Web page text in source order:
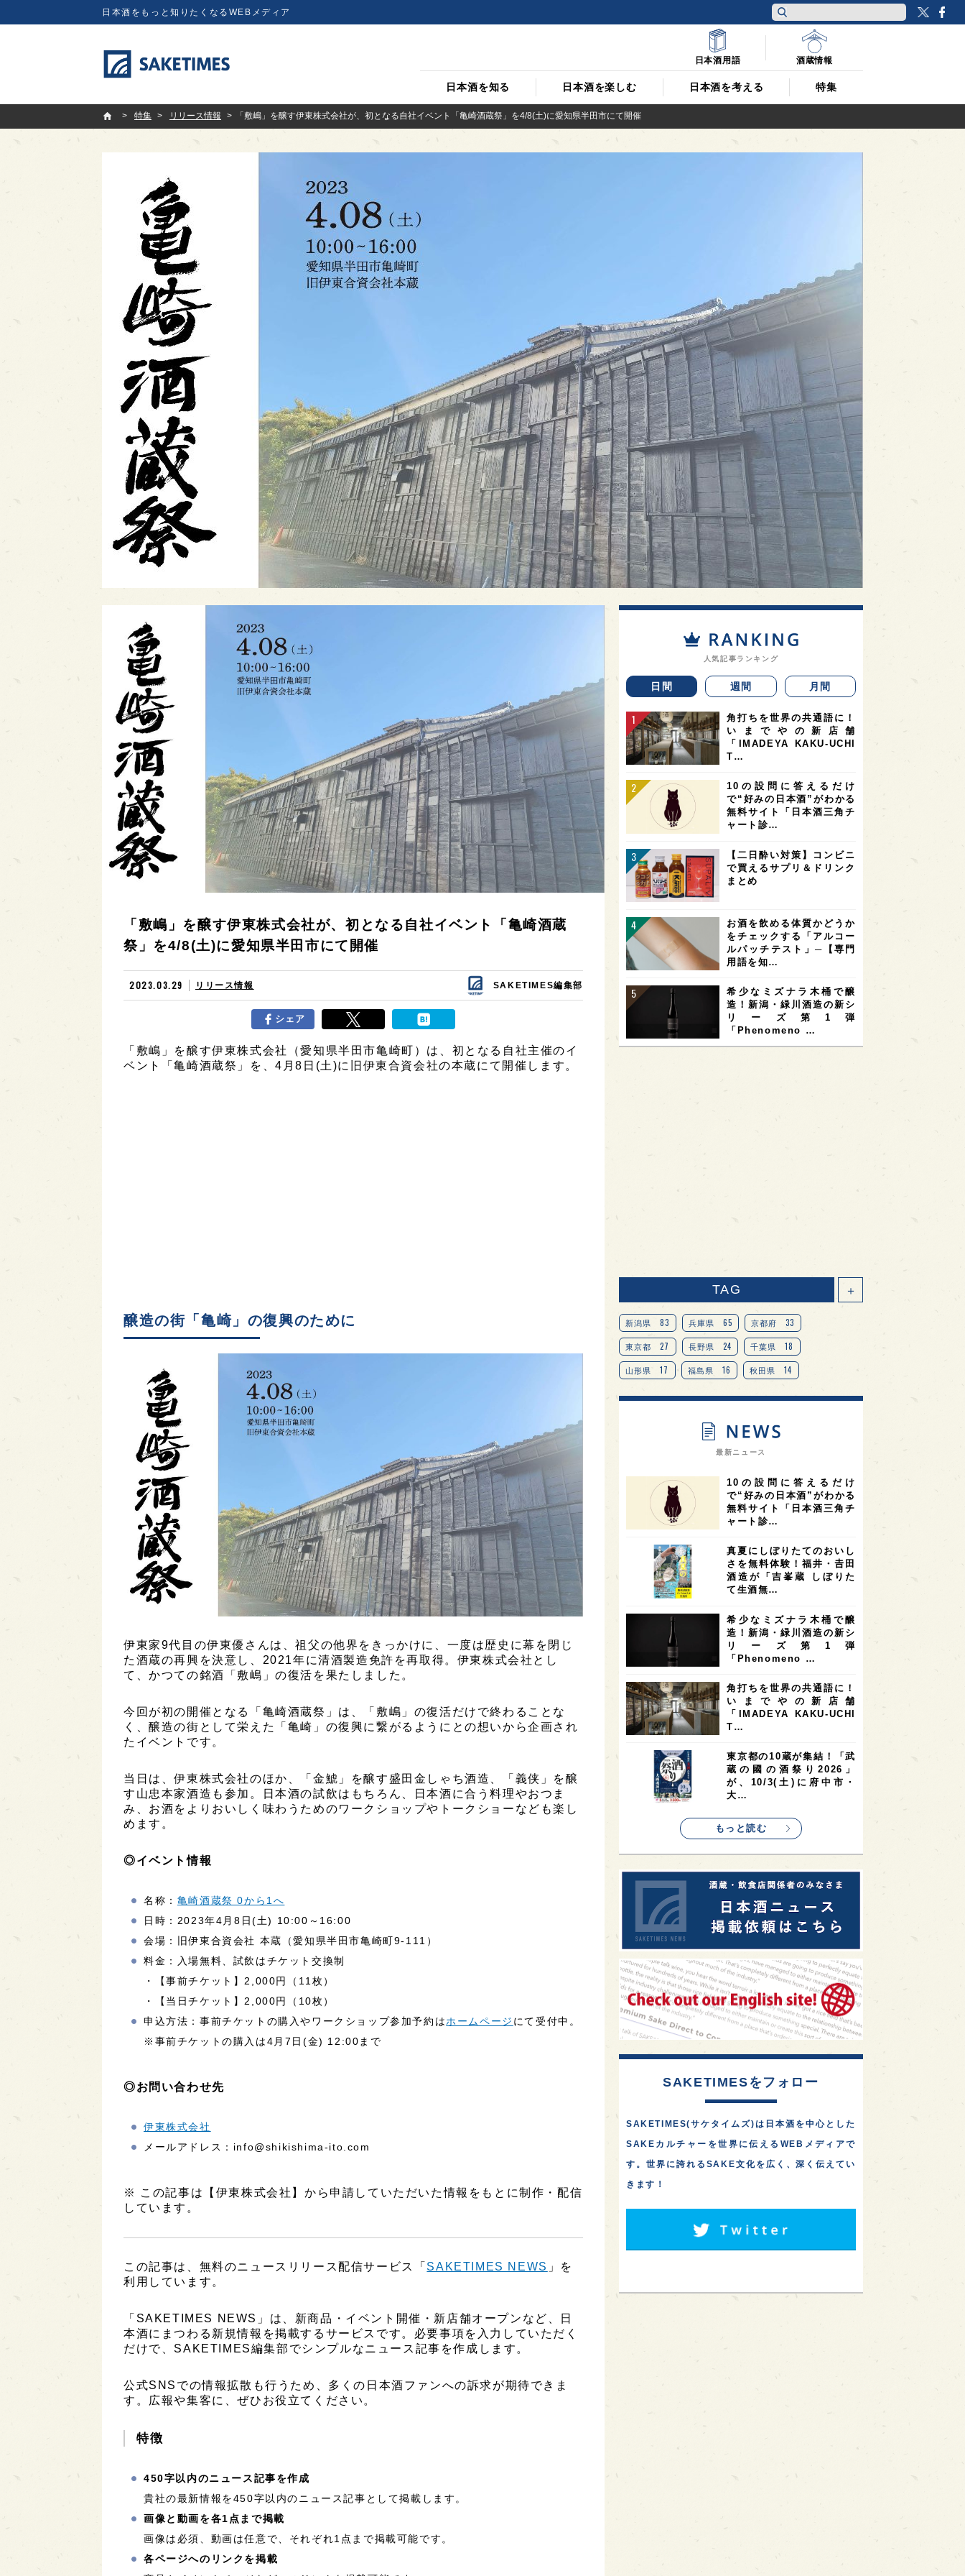
日本酒をもっと知りたくなるWEBメディア
日本酒を知る 日本酒を楽しむ 日本酒を考える 特集
日本酒用語 酒蔵情報
SAKETIMES
特集
リリース情報 「敷嶋」を醸す伊東株式会社が、初となる自社イベント「亀崎酒蔵祭」を4/8(土)に愛知県半田市にて開催
「敷嶋」を醸す伊東株式会社が、初となる自社イベント「亀崎酒蔵
祭」を4/8(土)に愛知県半田市にて開催
2023.03.29 リリース情報 SAKETIMES編集部
シェア
「敷嶋」を醸す伊東株式会社（愛知県半田市亀崎町）は、初となる自社主催のイ
ベント「亀崎酒蔵祭」を、4月8日(土)に旧伊東合資会社の本蔵にて開催します。
醸造の街「亀崎」の復興のために
伊東家9代目の伊東優さんは、祖父の他界をきっかけに、一度は歴史に幕を閉じ
た酒蔵の再興を決意し、2021年に清酒製造免許を再取得。伊東株式会社とし
て、かつての銘酒「敷嶋」の復活を果たしました。
今回が初の開催となる「亀崎酒蔵祭」は、「敷嶋」の復活だけで終わることな
く、醸造の街として栄えた「亀崎」の復興に繋がるようにとの想いから企画され
たイベントです。
当日は、伊東株式会社のほか、「金鯱」を醸す盛田金しゃち酒造、「義侠」を醸
す山忠本家酒造も参加。日本酒の試飲はもちろん、日本酒に合う料理やおつま
み、お酒をよりおいしく味わうためのワークショップやトークショーなども楽し
めます。
◎イベント情報
名称： 亀崎酒蔵祭 0から1へ
日時：2023年4月8日(土) 10:00～16:00
会場：旧伊東合資会社 本蔵（愛知県半田市亀崎町9-111）
料金：入場無料、試飲はチケット交換制
・【事前チケット】2,000円（11枚）
・【当日チケット】2,000円（10枚）
申込方法：事前チケットの購入やワークショップ参加予約はホームページ にて受付中。
※事前チケットの購入は4月7日(金) 12:00まで
◎お問い合わせ先
伊東株式会社
メールアドレス：info@shikishima-ito.com
※ この記事は【伊東株式会社】から申請していただいた情報をもとに制作・配信
しています。
この記事は、無料のニュースリリース配信サービス「 SAKETIMES NEWS 」を
利用しています。
「SAKETIMES NEWS」は、新商品・イベント開催・新店舗オープンなど、日
本酒にまつわる新規情報を掲載するサービスです。必要事項を入力していただく
だけで、SAKETIMES編集部でシンプルなニュース記事を作成します。
公式SNSでの情報拡散も行うため、多くの日本酒ファンへの訴求が期待できま
す。広報や集客に、ぜひお役立てください。
特徴
450字以内のニュース記事を作成
貴社の最新情報を450字以内のニュース記事として掲載します。
画像と動画を各1点まで掲載
画像は必須、動画は任意で、それぞれ1点まで掲載可能です。
各ページへのリンクを掲載
人気記事ランキング
日間 週間 月間
角打ちを世界の共通語に！
いまでやの新店舗
「IMADEYA KAKU-UCHI
T…
10の設問に答えるだけ
で“好みの日本酒”がわかる
無料サイト「日本酒三角チ
ャート診…
【二日酔い対策】コンビニ
で買えるサプリ＆ドリンク
まとめ
お酒を飲める体質かどうか
をチェックする「アルコー
ルパッチテスト」─【専門
用語を知…
希少なミズナラ木桶で醸
造！新潟・緑川酒造の新シ
リーズ第1弾
「Phenomeno …
TAG ＋
新潟県 83 兵庫県 65 京都府 33
東京都 27 長野県 24 千葉県 18
山形県 17 福島県 16 秋田県 14
愛知県 14 宮城県 14 岐阜県 13
オピニオンリーダーの視点 9
奈良県 滋賀県 7 和歌山県 6
富山県 6 フランス 6 高知県 5 島根県 5
4 アメリカ 4 神奈川県 4
4 三重県 大阪府 3
オーストラリア 台湾 2 アジア 2
SAKEの時代を生きる 静岡県 1 長崎県
全蔵めぐり 1 シンガポール 1 カナダ 1
群馬県 1 熊本県 徳島県
イギリス 1 ノルウェー 1 新宿区 1
歌舞伎町 1 1 鳥取県 1
saketimes_image_4
最新ニュース
10の設問に答えるだけ
で“好みの日本酒”がわかる
無料サイト「日本酒三角チ
ャート診…
真夏にしぼりたてのおいし
さを無料体験！福井・𠮷田
酒造が「吉峯蔵 しぼりた
て生酒無…
希少なミズナラ木桶で醸
造！新潟・緑川酒造の新シ
リーズ第1弾
「Phenomeno …
角打ちを世界の共通語に！
いまでやの新店舗
「IMADEYA KAKU-UCHI
T…
東京都の10蔵が集結！「武
蔵の國の酒祭り2026」
が、10/3(土)に府中市・
大…
もっと読む
SAKETIMESをフォロー
SAKETIMES(サケタイムズ)は日本酒を中心とした
SAKEカルチャーを世界に伝えるWEBメディアで
す。世界に誇れるSAKE文化を広く、深く伝えてい
きます！